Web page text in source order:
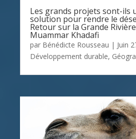
Les grands projets sont-ils
solution pour rendre le
Retour sur la Grande
Muammar Khadafi
par Bénédicte Rousseau | Juin
Développement durable,